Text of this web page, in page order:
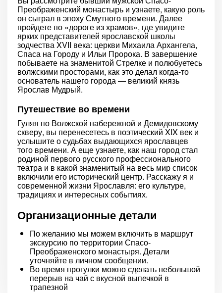
Преображенский монастырь и узнаете, какую роль
он сыграл в эпоху Смутного времени. Далее
пройдете по «дороге из храмов», где увидите
ярких представителей ярославской школы
зодчества XVII века: церкви Михаила Архангела,
Спаса на Городу и Ильи Пророка. В завершение
побываете на знаменитой Стрелке и полюбуетесь
волжскими просторами, как это делал когда-то
основатель нашего города — великий князь
Ярослав Мудрый.
Путешествие во времени
Гуляя по Волжской набережной и Демидовскому
скверу, вы перенесетесь в поэтический XIX век и
услышите о судьбах выдающихся ярославцев
того времени. А еще узнаете, как наш город стал
родиной первого русского профессионального
театра и в какой знаменитый на весь мир список
включили его исторический центр. Расскажу я и
современной жизни Ярославля: его культуре,
традициях и интересных событиях.
Организационные детали
По желанию мы можем включить в маршрут
экскурсию по территории Спасо-
Преображенского монастыря. Детали
уточняйте в личном сообщении.
Во время прогулки можно сделать небольшой
перерыв на чай с вкусной выпечкой в
трапезной